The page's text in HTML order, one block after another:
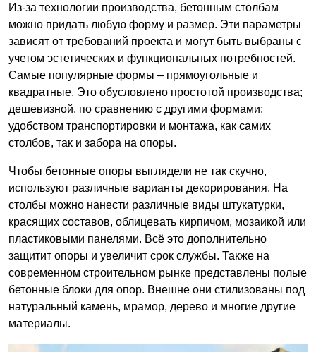
Из-за технологии производства, бетонным столбам
можно придать любую форму и размер. Эти параметры
зависят от требований проекта и могут быть выбраны с
учетом эстетических и функциональных потребностей.
Самые популярные формы – прямоугольные и
квадратные. Это обусловлено простотой производства;
дешевизной, по сравнению с другими формами;
удобством транспортировки и монтажа, как самих
столбов, так и забора на опоры.
Чтобы бетонные опоры выглядели не так скучно,
используют различные варианты декорирования. На
столбы можно нанести различные виды штукатурки,
красящих составов, облицевать кирпичом, мозаикой или
пластиковыми панелями. Всё это дополнительно
защитит опоры и увеличит срок службы. Также на
современном строительном рынке представлены полые
бетонные блоки для опор. Внешне они стилизованы под
натуральный камень, мрамор, дерево и многие другие
материалы.